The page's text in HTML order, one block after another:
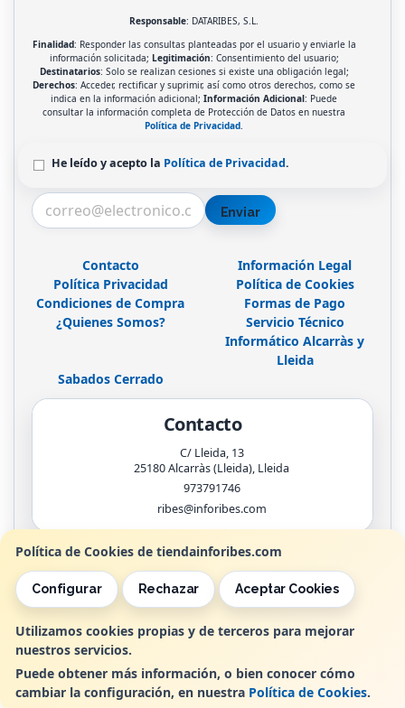
Política de Cookies de tiendainforibes.com
Configurar Rechazar Aceptar Cookies
Utilizamos cookies propias y de terceros para mejorar
nuestros servicios.
Puede obtener más información, o bien conocer cómo
cambiar la configuración, en nuestra Política de Cookies.
Responsable: DATARIBES, S.L.
Finalidad: Responder las consultas planteadas por el usuario y enviarle la
información solicitada; Legitimación: Consentimiento del usuario;
Destinatarios: Solo se realizan cesiones si existe una obligación legal;
Derechos: Acceder, rectificar y suprimir, así como otros derechos, como se
indica en la información adicional;Información Adicional: Puede
consultar la información completa de Protección de Datos en nuestra
Política de Privacidad
He leído y acepto la Política de Privacidad.
Enviar
Contacto
Información Legal
Política Privacidad
Política de Cookies
Condiciones de Compra
Formas de Pago
¿Quienes Somos?
Servicio Técnico
Informático Alcarràs y
Lleida
Sabados Cerrado
Contacto
C/ Lleida, 13
25180Alcarràs (Lleida), Lleida
973791746
ribes@inforibes.com
Horario
de 9:00am - 13:30am / 17:00pm - 20:00pm
, , , , España. - C.I.F.: B25362799 - Tfno: